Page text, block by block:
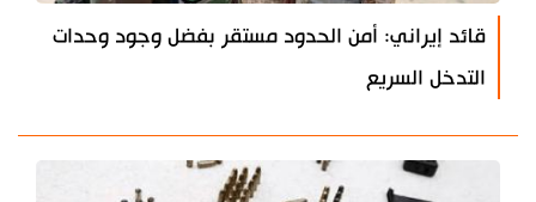
قائد إيراني: أمن الحدود مستقر بفضل وجود وحدات
التدخل السريع